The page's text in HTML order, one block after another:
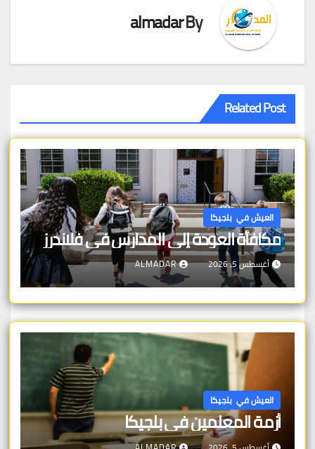
By
almadar
Related Post
العيش في بلجيكا
مكافأة العودة إلى المدارس في فلاندرز
أغسطس 5, 2026 ALMADAR
العيش في بلجيكا
أزمة المعلمين في بلجيكا